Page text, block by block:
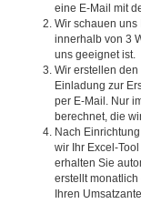
eine E-Mail mit
Wir schauen uns
innerhalb von 3
uns geeignet ist.
Wir erstellen
Einladung zur
per E-Mail. Nur
berechnet, die
Nach
wir Ihr Excel-
erhalten Sie
erstellt
Ihren